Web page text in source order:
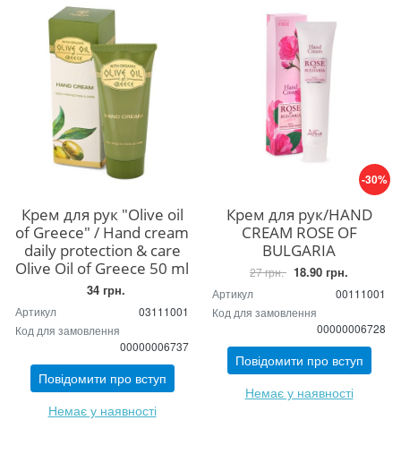
Крем для рук "Olive oil
of Greece" / Hand cream
daily protection & care
Olive Oil of Greece 50 ml
34 грн.
Артикул
03111001
Код для замовлення
00000006737
Повідомити про вступ
Немає у наявності
-30%
Крем для рук/HAND
CREAM ROSE OF
BULGARIA
27 грн. 18.90 грн.
Артикул
00111001
Код для замовлення
00000006728
Повідомити про вступ
Немає у наявності